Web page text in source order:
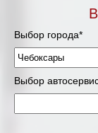
Выбор города*
Выбор